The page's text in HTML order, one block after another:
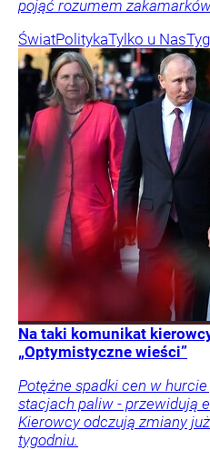
pojąć rozumem
ŚwiatPolitykaTylko u Nas
Na taki komunikat
„Optymistyczne wieści”
Potężne spadki cen w hurcie
stacjach paliw - przewidują
Kierowcy odczują zmiany
tygodniu.